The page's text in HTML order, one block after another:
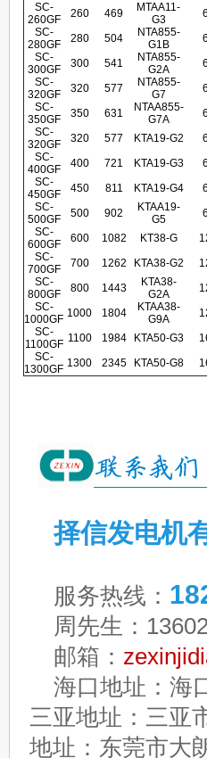
SC-
260GF
260 469
MTAA11-
G3
6
SC-
280GF
280 504
NTA855-
G1B
6
SC-
300GF
300 541
NTA855-
G2A
6
SC-
320GF
320 577
NTA855-
G7
6
SC-
350GF
350 631
NTAA855-
G7A
6
SC-
320GF
320 577 KTA19-G2 6
SC-
400GF
400 721 KTA19-G3 6
SC-
450GF
450 811 KTA19-G4 6
SC-
500GF
500 902
KTAA19-
G5
6
SC-
600GF
600 1082 KT38-G
SC-
700GF
700 1262 KTA38-G2
SC-
800GF
800 1443
KTA38-
G2A
SC-
1000GF 1000 1804
KTAA38-
G9A
SC-
1100GF 1100 1984 KTA50-G3
SC-
1300GF 1300 2345 KTA50-G8
择信发电机
服务热线：
周先生：
邮箱：
海口地址：海
三亚地址：三亚
地址：东莞市大